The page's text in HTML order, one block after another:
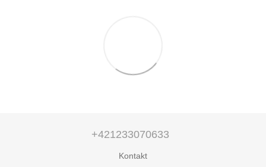
+421233070633
Kontakt